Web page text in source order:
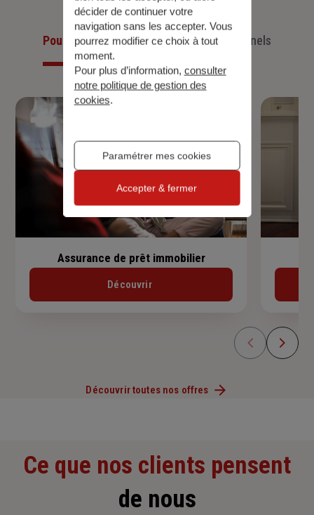
Pour les particuliersPour les professionnels
Assurance de prêt immobilier
Découvrir
Découvrir toutes nos offres
Ce que nos clients pensent
de nous
décider de continuer votre
navigation sans les accepter. Vous
pourrez modifier ce choix à tout
moment.
Pour plus d’information, consulter
notre politique de gestion des
cookies.
Paramétrer mes cookies
Accepter & fermer